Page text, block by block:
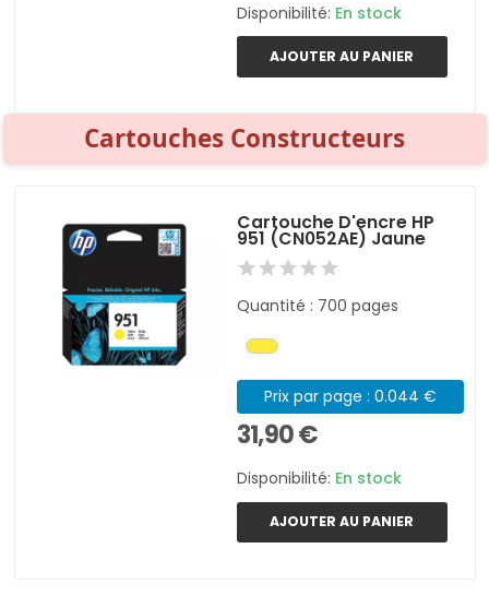
Disponibilité: En stock
AJOUTER AU PANIER
Cartouches Constructeurs
Cartouche D'encre HP
951 (CN052AE) Jaune
Quantité : 700 pages
Prix par page : 0.044 €
31,90 €
Disponibilité: En stock
AJOUTER AU PANIER